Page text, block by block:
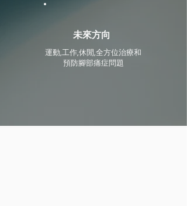
未來方向
運動,工作,休閒,全方位治療和
預防腳部痛症問題